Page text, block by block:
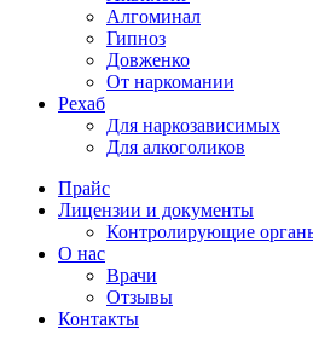
Алгоминал
Гипноз
Довженко
От наркомании
Рехаб
Для наркозависимых
Для алкоголиков
Прайс
Лицензии и документы
Контролирующие
О нас
Врачи
Отзывы
Контакты